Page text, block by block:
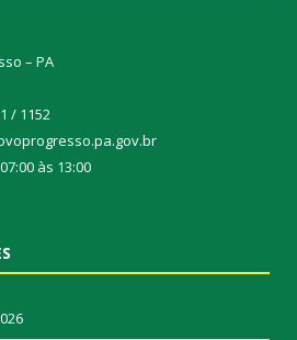
– PA
/ 1152
às 13:00